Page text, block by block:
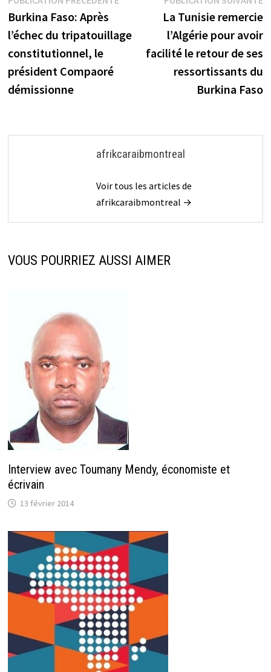
de
l’article
précédente :
Burkina Faso: Après
l’échec du tripatouillage
constitutionnel, le
président Compaoré
démissionne
La Tunisie remercie
l’Algérie pour avoir
facilité le retour de ses
ressortissants du
Burkina Faso
afrikcaraibmontreal
Voir tous les articles de
afrikcaraibmontreal →
VOUS POURRIEZ AUSSI AIMER
Interview avec Toumany Mendy, économiste et
écrivain
13 février 2014